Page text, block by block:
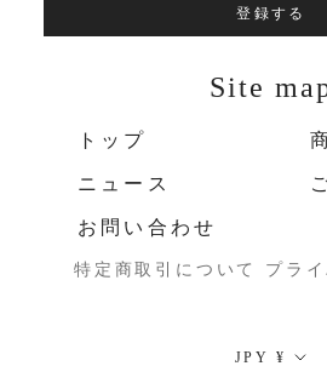
登録する
Site
トップ
ニュース
お問い合わせ
特定商取引について プラ
通
JPY ¥